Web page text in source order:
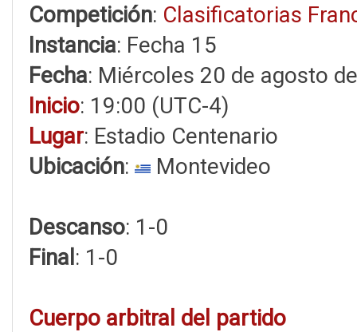
Competición: Clasificatorias
Instancia: Fecha 15
Fecha: Miércoles 20 de agosto
Inicio: 19:00 (UTC-4)
Lugar: Estadio Centenario
Ubicación: Montevideo
Descanso: 1-0
Final : 1-0
Cuerpo arbitral del partido